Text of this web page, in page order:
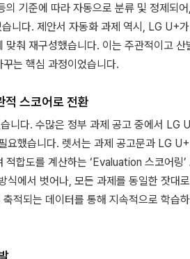
기준에 따라 자동으로 분류 및 정제되
니다. 제안서 자동화 과제 역시, LG U+
춰 재구성했습니다. 이는 주관적이고 산
는 핵심 과정이었습니다.
적 스코어로 전환
니다. 수많은 정부 과제 공고 중에서 LG
요했습니다. 렛서는 과제 공고문과 LG
합도를 계산하는 ‘Evaluation 스코어링
식에서 벗어나, 모든 과제를 동일한 잣대
적되는 데이터를 통해 지속적으로 학습